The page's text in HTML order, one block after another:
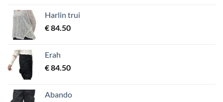
Harlin trui
€84.50
Erah
€84.50
Abando